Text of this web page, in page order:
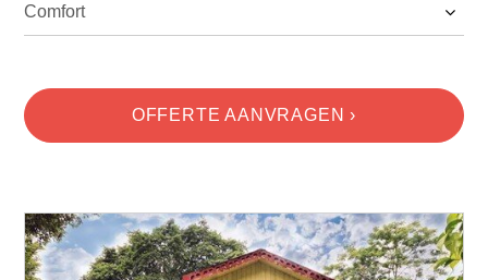
BLOGS
Wie zijn wij?
Waarom Meru
Duurzaamheid
OFFERTE AANVRAGEN ›